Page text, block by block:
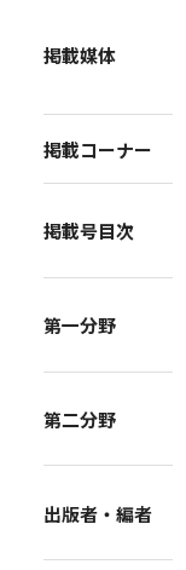
掲載媒体
掲載コーナー
掲載号目次
第一分野
第二分野
出版者・編者